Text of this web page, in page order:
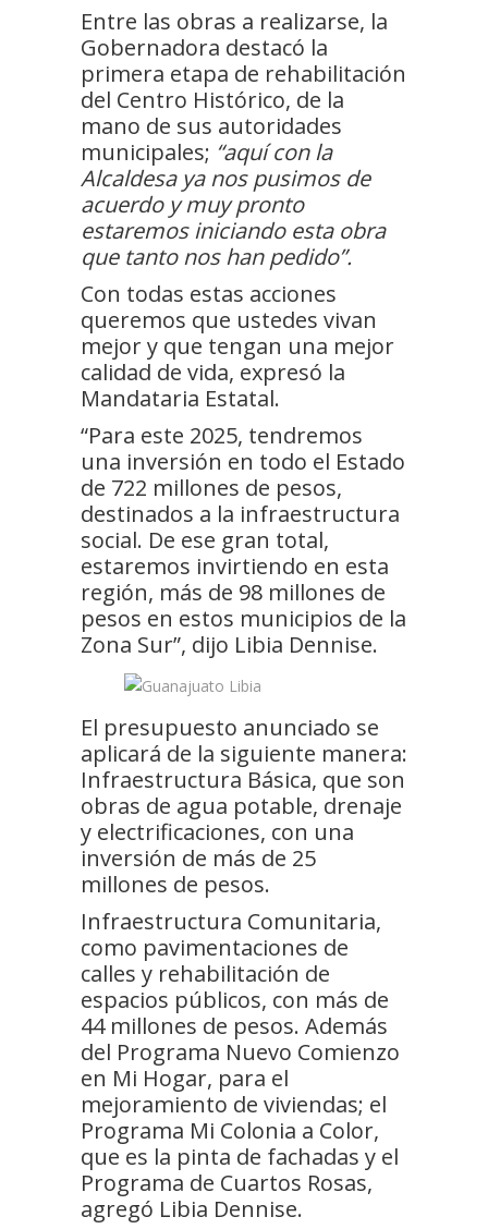
Entre las obras a realizarse, la
Gobernadora destacó la
primera etapa de rehabilitación
del Centro Histórico, de la
mano de sus autoridades
municipales; “aquí con la
Alcaldesa ya nos pusimos de
acuerdo y muy pronto
estaremos iniciando esta obra
que tanto nos han pedido”.
Con todas estas acciones
queremos que ustedes vivan
mejor y que tengan una mejor
calidad de vida, expresó la
Mandataria Estatal.
“Para este 2025, tendremos
una inversión en todo el Estado
de 722 millones de pesos,
destinados a la infraestructura
social. De ese gran total,
estaremos invirtiendo en esta
región, más de 98 millones de
pesos en estos municipios de la
Zona Sur”, dijo Libia Dennise.
El presupuesto anunciado se
aplicará de la siguiente manera:
Infraestructura Básica, que son
obras de agua potable, drenaje
y electrificaciones, con una
inversión de más de 25
millones de pesos.
Infraestructura Comunitaria,
como pavimentaciones de
calles y rehabilitación de
espacios públicos, con más de
44 millones de pesos. Además
del Programa Nuevo Comienzo
en Mi Hogar, para el
mejoramiento de viviendas; el
Programa Mi Colonia a Color,
que es la pinta de fachadas y el
Programa de Cuartos Rosas,
agregó Libia Dennise.